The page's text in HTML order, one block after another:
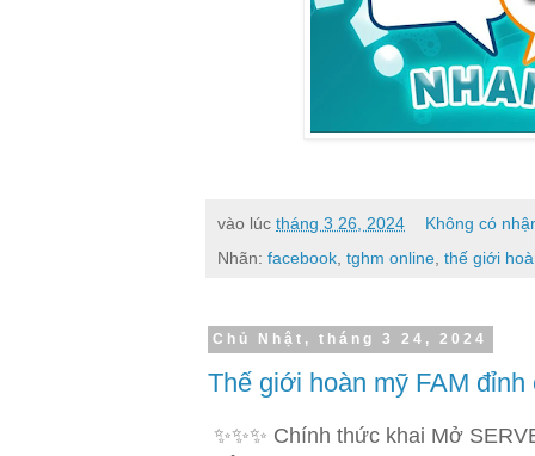
vào lúc tháng 3 26, 2024
Không có
Nhãn: facebook tghm online thế giới
Chủ Nhật, tháng 3 24, 2024
Thế giới hoàn mỹ FAM
✨✨✨ Chính thức khai Mở